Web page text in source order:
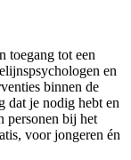
toegang tot een
en
binnen de
dat je nodig hebt en
personen bij het
voor jongeren én